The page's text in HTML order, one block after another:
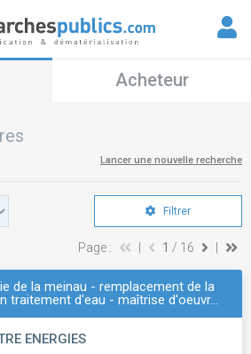
Acheteur
Lancer une nouvelle recherche
Filtrer
Page : 1 / 16
de la meinau - remplacement de la
traitement d'eau - maîtrise d'oeuvr…
ENERGIES